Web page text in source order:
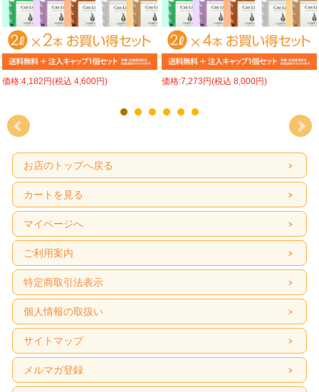
価格:4,182円(税込 4,600円) 価格:7,273円(税込 8,000円)
お店のトップへ戻る
カートを見る
マイページへ
ご利用案内
特定商取引法表示
個人情報の取扱い
サイトマップ
メルマガ登録